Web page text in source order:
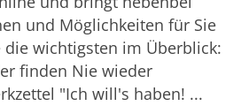
und Möglichkeiten für Sie
wichtigsten im Überblick:
finden Nie wieder
"Ich will's haben! ...